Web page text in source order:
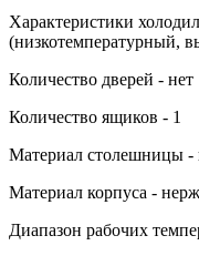
Характеристики
(низкотемпературный,
Количество дверей - нет
Количество ящиков - 1
Материал столешницы -
Материал корпуса -
Диапазон рабочих